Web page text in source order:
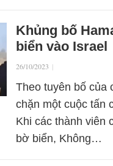
Khủng bố
biển vào Israel
26/10/2023 |
Theo tuyên bố của
chặn một cuộc tấn
Khi các thành viên
bờ biển, Không…